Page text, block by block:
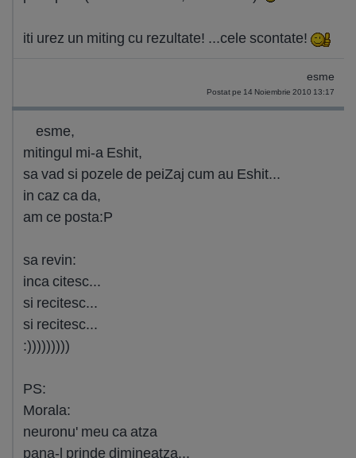
iti urez un miting cu rezultate! ...cele scontate!
esme
Postat pe 14 Noiembrie 2010 13:17
esme,
mitingul mi-a Eshit,
sa vad si pozele de peiZaj cum au Eshit...
in caz ca da,
am ce posta:P
sa revin:
inca citesc...
si recitesc...
si recitesc...
:)))))))))
PS:
Morala:
neuronu' meu ca atza
pana-l prinde dimineatza...